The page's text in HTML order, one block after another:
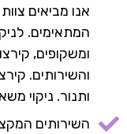
אנו מביאים
המתאימים.
ומשקופים,
והשירותים.
ותנור. ניקוי
השירותים